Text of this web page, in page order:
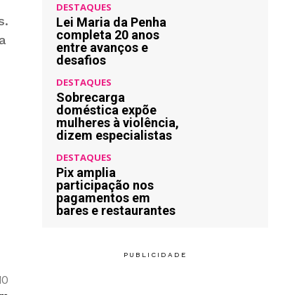
DESTAQUES
Lei Maria da Penha
completa 20 anos
entre avanços e
desafios
DESTAQUES
Sobrecarga
doméstica expõe
mulheres à violência,
dizem especialistas
DESTAQUES
Pix amplia
participação nos
pagamentos em
bares e restaurantes